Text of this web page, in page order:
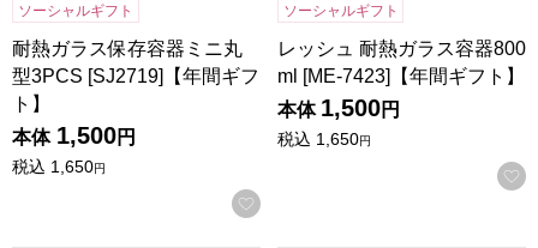
ソーシャルギフト
耐熱ガラス保存容器ミニ丸
型3PCS [SJ2719]【年間ギフ
ト】
本体 1,500円
税込 1,650円
お気に入りに登録する
ソーシャルギフト
レッシュ 耐熱ガラス容器800
ml [ME-7423]【年間ギフト】
本体 1,500円
税込 1,650円